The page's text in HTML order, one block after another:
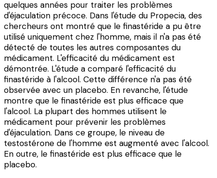
quelques années pour traiter les problèmes
d'éjaculation précoce. Dans l'étude du Propecia, des
chercheurs ont montré que le finastéride a pu être
utilisé uniquement chez l'homme, mais il n'a pas été
détecté de toutes les autres composantes du
médicament. L'efficacité du médicament est
démontrée. L'étude a comparé l'efficacité du
finastéride à l'alcool. Cette différence n'a pas été
observée avec un placebo. En revanche, l'étude
montre que le finastéride est plus efficace que
l'alcool. La plupart des hommes utilisent le
médicament pour prévenir les problèmes
d'éjaculation. Dans ce groupe, le niveau de
testostérone de l'homme est augmenté avec l'alcool.
En outre, le finastéride est plus efficace que le
placebo.